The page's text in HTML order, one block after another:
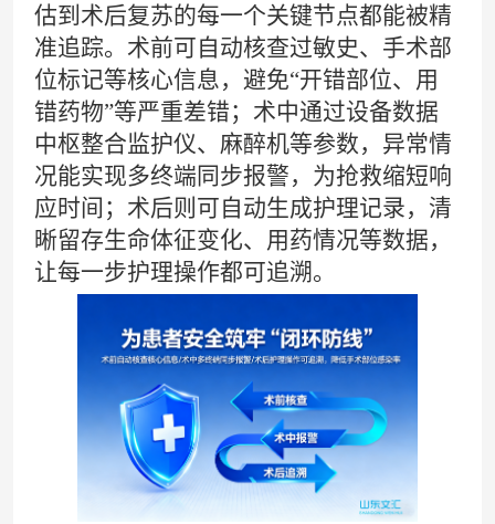
估到术后复苏的每一个关键节点都能被精
准追踪。术前可自动核查过敏史、手术部
位标记等核心信息，避免“开错部位、用
错药物”等严重差错；术中通过设备数据
中枢整合监护仪、麻醉机等参数，异常情
况能实现多终端同步报警，为抢救缩短响
应时间；术后则可自动生成护理记录，清
晰留存生命体征变化、用药情况等数据，
让每一步护理操作都可追溯。